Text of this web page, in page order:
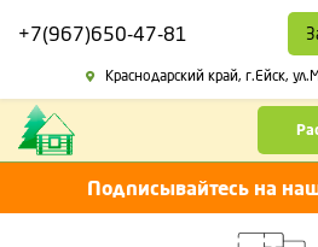
Краснодарский край, г.Ейск,
+7(967)650-47-81
Подписывайтесь на